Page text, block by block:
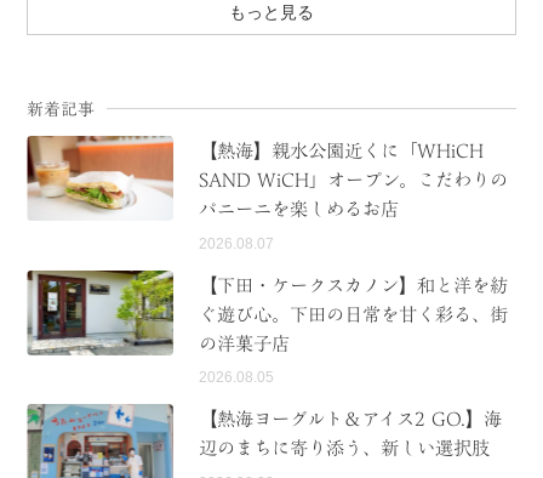
もっと見る
新着記事
【熱海】親水公園近くに「WHiCH
SAND WiCH」オープン。こだわりの
パニーニを楽しめるお店
2026.08.07
【下田・ケークスカノン】和と洋を紡
ぐ遊び心。下田の日常を甘く彩る、街
の洋菓子店
2026.08.05
【熱海ヨーグルト＆アイス2 GO.】海
辺のまちに寄り添う、新しい選択肢